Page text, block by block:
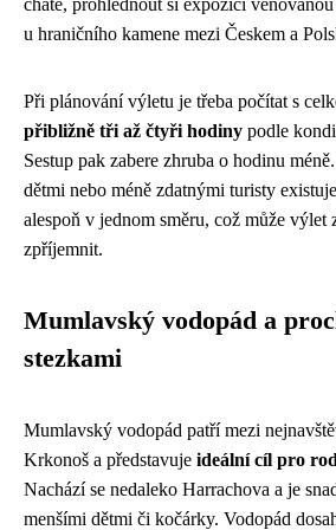
u hraničního kamene mezi Českem a
Při plánování výletu je třeba počítat s
přibližně tři až čtyři hodiny podle
Sestup pak zabere zhruba o hodinu
dětmi nebo méně zdatnými turisty
alespoň v jednom směru, což může výlet
zpříjemnit.
Mumlavský vodopád a
stezkami
Mumlavský vodopád patří mezi
Krkonoš a představuje ideální cíl pro
Nachází se nedaleko Harrachova a je
menšími dětmi či kočárky. Vodopád